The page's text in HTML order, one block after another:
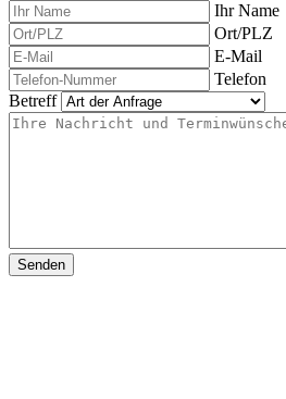
Ihr Name
Ort/PLZ
E-Mail
Telefon
Betreff